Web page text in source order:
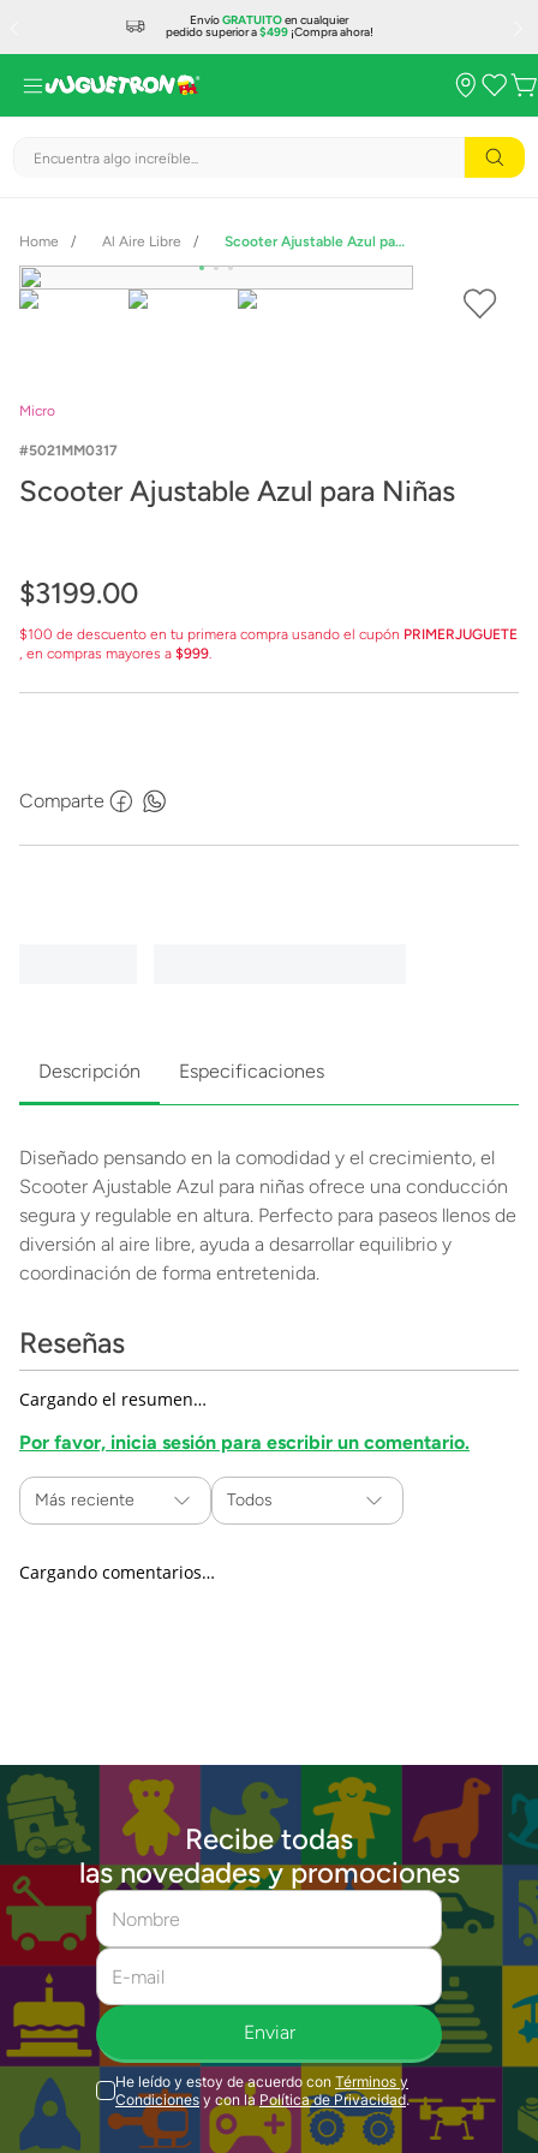
EnvíoGRATUITOen cualquier
pedido superior a$499¡Compra ahora!
Encuentra algo increíble...
Al Aire Libre Scooter Ajustable Azul para Niñas
Micro
5021MM0317
Scooter Ajustable Azul para Niñas
$3199.00
$100 de descuento en tu primera compra usando el cupón PRIMERJUGUETE
, en compras mayores a $999.
Comparte
Descripción Especificaciones
Diseñado pensando en la comodidad y el crecimiento, el
Scooter Ajustable Azul para niñas ofrece una conducción
segura y regulable en altura. Perfecto para paseos llenos de
diversión al aire libre, ayuda a desarrollar equilibrio y
coordinación de forma entretenida.
Reseñas
Cargando el resumen…
Por favor, inicia sesión para escribir un comentario.
Más reciente Todos
Cargando comentarios…
Recibe todas
las novedades y promociones
Enviar
He leído y estoy de acuerdo con Términos y
Condiciones y con la Política de Privacidad.